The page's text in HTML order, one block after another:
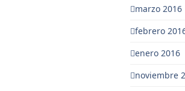
marzo 2016
febrero
enero 2016
noviembre